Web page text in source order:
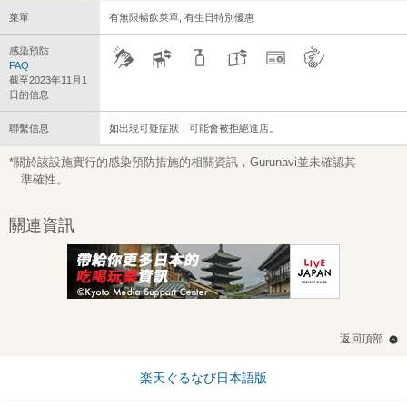
菜單 有無限暢飲菜單, 有生日特別優惠
感染預防
FAQ
截至2023年11月1
日的信息
聯繫信息 如出現可疑症狀，可能會被拒絕進店。
*關於該設施實行的感染預防措施的相關資訊，Gurunavi並未確認其
準確性。
關連資訊
返回頂部
楽天ぐるなび日本語版